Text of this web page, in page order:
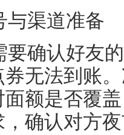
与渠道准备
要确认好友
无法到账
额是否覆
确认对方